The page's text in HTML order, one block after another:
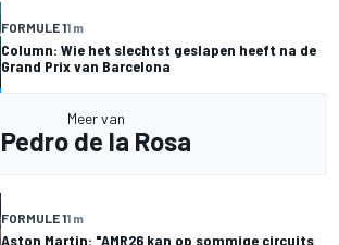
FORMULE 11 m
Column: Wie het slechtst geslapen heeft na de
Grand Prix van Barcelona
Meer van
Pedro de la Rosa
FORMULE 11 m
Aston Martin: "AMR26 kan op sommige circuits